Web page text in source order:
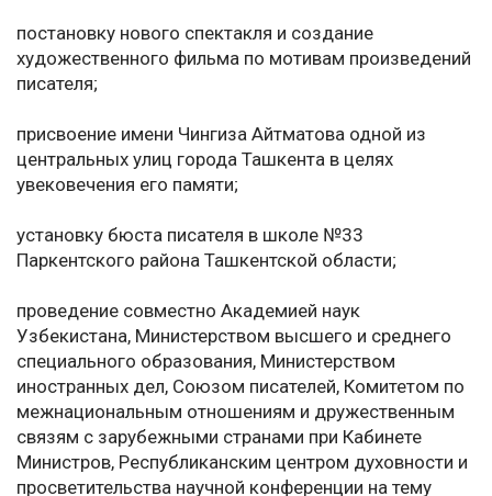
постановку нового спектакля и создание
художественного фильма по мотивам произведений
писателя;
присвоение имени Чингиза Айтматова одной из
центральных улиц города Ташкента в целях
увековечения его памяти;
установку бюста писателя в школе №33
Паркентского района Ташкентской области;
проведение совместно Академией наук
Узбекистана, Министерством высшего и среднего
специального образования, Министерством
иностранных дел, Союзом писателей, Комитетом по
межнациональным отношениям и дружественным
связям с зарубежными странами при Кабинете
Министров, Республиканским центром духовности и
просветительства научной конференции на тему